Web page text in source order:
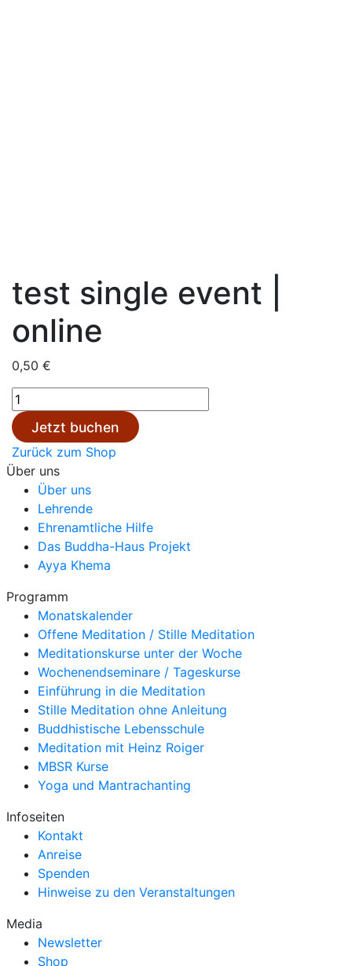
test single event |
online
0,50 €
test
single
event
|
online
Menge
Jetzt buchen
Zurück zum Shop
Über uns
Über uns
Lehrende
Ehrenamtliche Hilfe
Das Buddha-Haus Projekt
Ayya Khema
Programm
Monatskalender
Offene Meditation / Stille Meditation
Meditationskurse unter der Woche
Wochenendseminare / Tageskurse
Einführung in die Meditation
Stille Meditation ohne Anleitung
Buddhistische Lebensschule
Meditation mit Heinz Roiger
MBSR Kurse
Yoga und Mantrachanting
Infoseiten
Kontakt
Anreise
Spenden
Hinweise zu den Veranstaltungen
Media
Newsletter
Shop